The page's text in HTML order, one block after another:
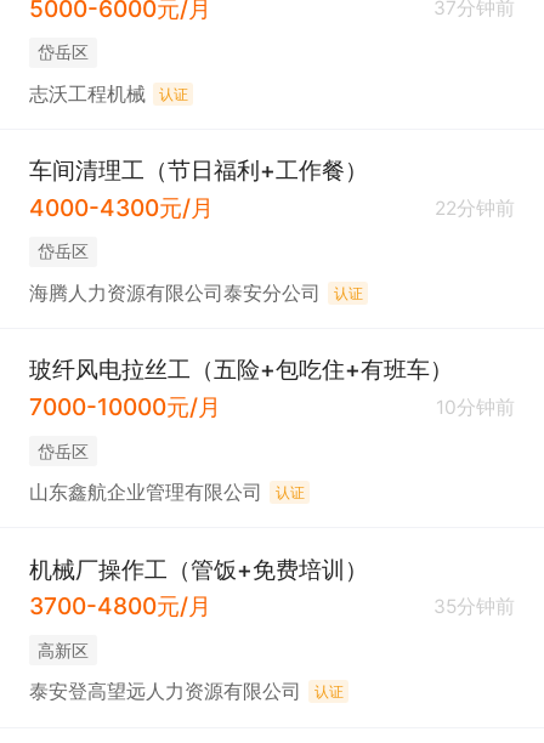
5000-6000元/月
37分钟前
岱岳区
志沃工程机械 认证
车间清理工（节日福利+工作餐）
4000-4300元/月
22分钟前
岱岳区
海腾人力资源有限公司泰安分公司 认证
玻纤风电拉丝工（五险+包吃住+有班车）
7000-10000元/月
10分钟前
岱岳区
山东鑫航企业管理有限公司 认证
机械厂操作工（管饭+免费培训）
3700-4800元/月
35分钟前
高新区
泰安登高望远人力资源有限公司 认证